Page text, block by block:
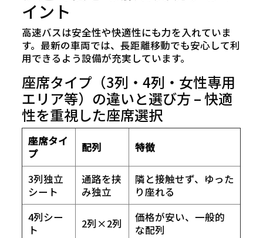
イント
高速バスは安全性や快適性にも力を入れていま
す。最新の車両では、長距離移動でも安心して利
用できるよう設備が充実しています。
座席タイプ（3列・4列・女性専用
エリア等）の違いと選び方 – 快適
性を重視した座席選択
座席タイ
プ
配列 特徴
3列独立
シート
通路を挟
み独立
隣と接触せず、ゆった
り座れる
4列シー
ト
2列×2列
価格が安い、一般的
な配列